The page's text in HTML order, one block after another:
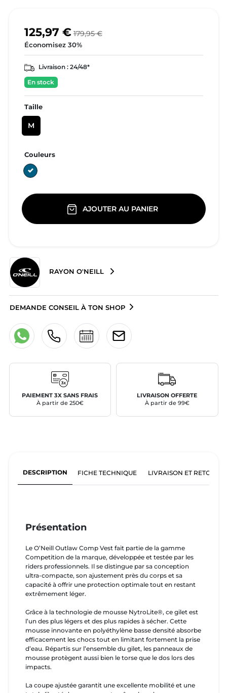
125,97 € 179,95 €
Économisez 30%
Livraison : 24/48*
En stock
Taille
M
Couleurs
DARKORION
AJOUTER AU PANIER
RAYON O'NEILL
DEMANDE CONSEIL À TON SHOP
PAIEMENT 3X SANS FRAIS
À partir de 250€
LIVRAISON OFFERTE
À partir de 99€
DESCRIPTION FICHE TECHNIQUE LIVRAISON ET RETOURS
Présentation
Le O’Neill Outlaw Comp Vest fait partie de la gamme
Competition de la marque, développée et testée par les
riders professionnels. Il se distingue par sa conception
ultra-compacte, son ajustement près du corps et sa
capacité à offrir une protection optimale tout en restant
extrêmement léger.
Grâce à la technologie de mousse NytroLite®, ce gilet est
l’un des plus légers et des plus rapides à sécher. Cette
mousse innovante en polyéthylène basse densité absorbe
efficacement les chocs tout en limitant fortement la prise
d’eau. Répartis sur l’ensemble du gilet, les panneaux de
mousse protègent aussi bien le torse que le dos lors des
impacts.
La coupe ajustée garantit une excellente mobilité et une